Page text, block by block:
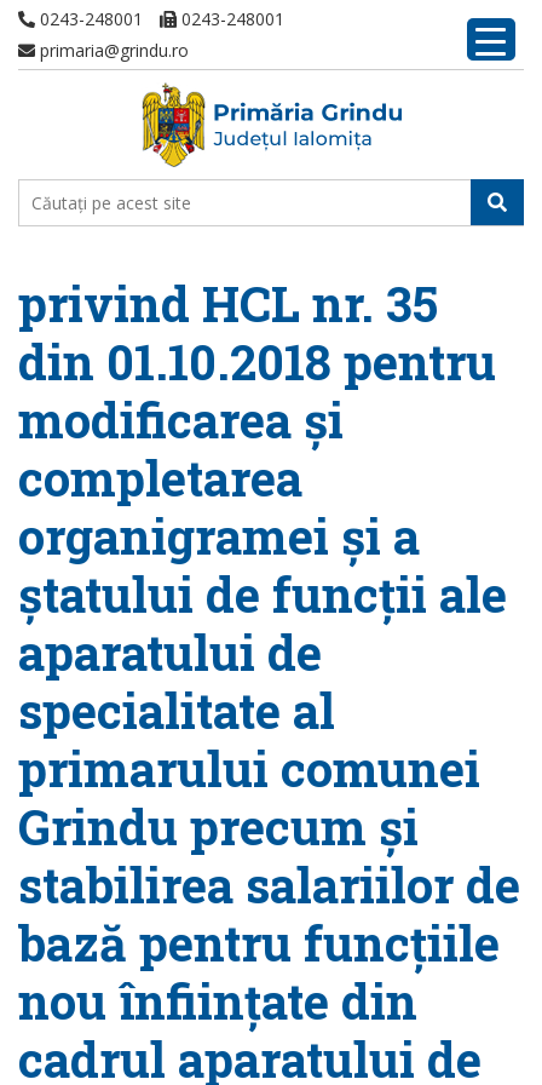
0243-248001
0243-248001
primaria@grindu.ro
privind HCL nr. 35
din 01.10.2018 pentru
modificarea și
completarea
organigramei și a
ștatului de funcții ale
aparatului de
specialitate al
primarului comunei
Grindu precum și
stabilirea salariilor de
bază pentru funcțiile
nou înființate din
cadrul aparatului de